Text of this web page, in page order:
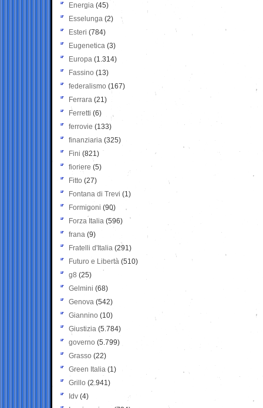
Energia (45)
Esselunga (2)
Esteri (784)
Eugenetica (3)
Europa (1.314)
Fassino (13)
federalismo (167)
Ferrara (21)
Ferretti (6)
ferrovie (133)
finanziaria (325)
Fini (821)
fioriere (5)
Fitto (27)
Fontana di Trevi (1)
Formigoni (90)
Forza Italia (596)
frana (9)
Fratelli d'Italia (291)
Futuro e Libertà (510)
g8 (25)
Gelmini (68)
Genova (542)
Giannino (10)
Giustizia (5.784)
governo (5.799)
Grasso (22)
Green Italia (1)
Grillo (2.941)
Idv (4)